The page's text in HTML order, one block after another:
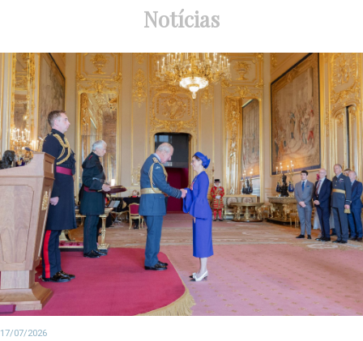
Notícias
17/07/2026